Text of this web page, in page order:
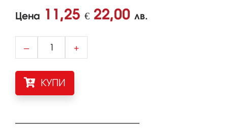
Цена 11,25 € 22,00 лв.
– +
КУПИ